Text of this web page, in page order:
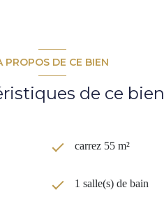
PROPOS DE CE BIEN
de ce bien
carrez 55 m²
1 salle(s) de bain